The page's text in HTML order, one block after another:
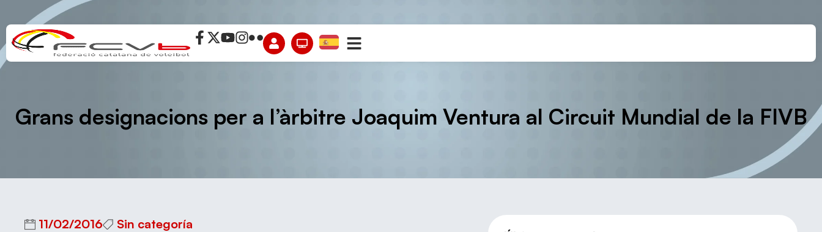
Grans designacions per a l’àrbitre Joaquim Ventura al Circuit Mundial de la FIVB
11/02/2016 Sin categoría